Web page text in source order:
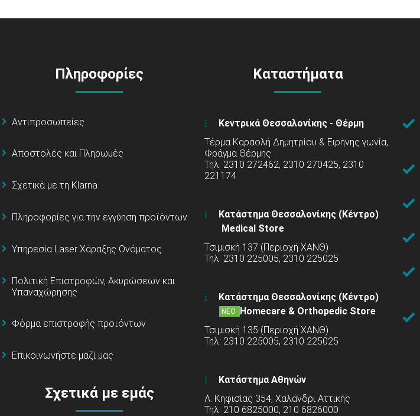
Πληροφορίες
Αντιπροσωπείες
Αποστολές και Πληρωμές
Σχετικά με τη Klarna
Πληροφορίες για την εγγύηση προϊόντων
Υπηρεσία Laser Χάραξης Ονόματος
Πολιτική Επιστροφών, Ακυρώσεων και
Υπαναχώρησης
Φόρμα επιστροφής προϊόντων
Επικοινωνήστε μαζί μας
Σχετικά με εμάς
Καταστήματα
Κεντρικά Θεσσαλονίκης - Θέρμη
Τέρμα Καραολή Δημητρίου & Ειρήνης γωνία,
Φράγμα Θέρμης
Τηλ: 2310 272462, 2310 270425, 2310
221174
Κατάστημα Θεσσαλονίκης (Κέντρο)
Medical Store
Τσιμισκή 137 (Περιοχή ΧΑΝΘ)
Τηλ: 2310 225005, 2310 225025
Κατάστημα Θεσσαλονίκης (Κέντρο)
ΝΕΟ
Homecare & Orthopedic Store
Τσιμισκή 135 (Περιοχή ΧΑΝΘ)
Τηλ: 2310 225005, 2310 225025
Κατάστημα Αθηνών
Λ. Κηφισίας 354, Χαλάνδρι Αττικής
Τηλ: 210 6825000, 210 6826000